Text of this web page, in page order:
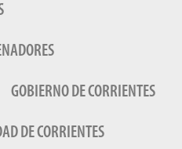
GOBIERNO DE CORRIENTES
DE CORRIENTES